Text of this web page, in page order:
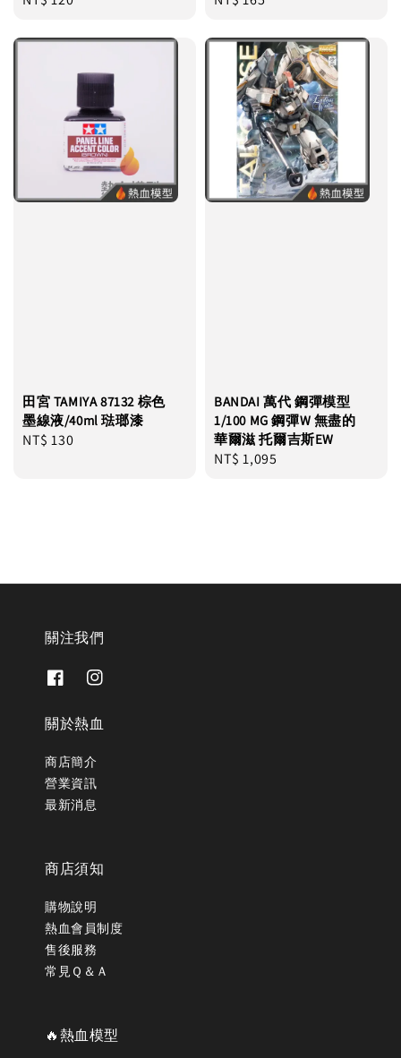
田宮 TAMIYA 87132 棕色
墨線液/40ml 琺瑯漆
Regular
NT$ 130
BANDAI 萬代 鋼彈模型
1/100 MG 鋼彈W 無盡的
華爾滋 托爾吉斯EW
Regular
NT$ 1,095
關注我們
關於熱血
商店簡介
營業資訊
最新消息
商店須知
購物說明
熱血會員制度
售後服務
常見Ｑ＆Ａ
🔥熱血模型